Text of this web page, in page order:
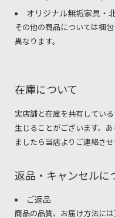
オリジナル無垢家具・
その他の商品については梱
異なります。
在庫について
実店舗と在庫を共有してい
生じることがございます。
ましたら当店よりご連絡させ
返品・キャンセルに
ご返品
商品の品質、お届け方法に